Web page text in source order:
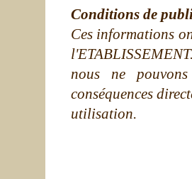
Conditions de
Ces informations
nous ne
conséquences
utilisation.